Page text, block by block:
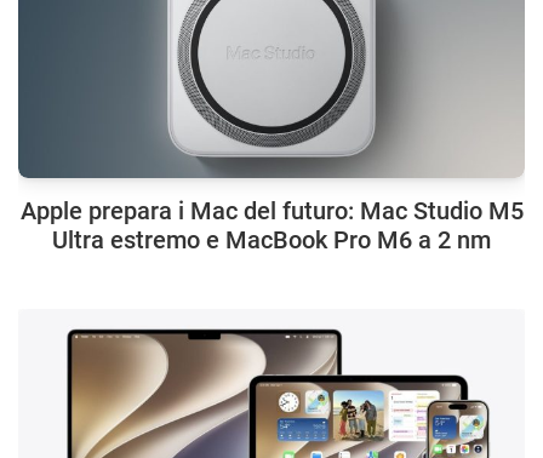
Apple prepara i Mac del futuro: Mac Studio M5
Ultra estremo e MacBook Pro M6 a 2 nm